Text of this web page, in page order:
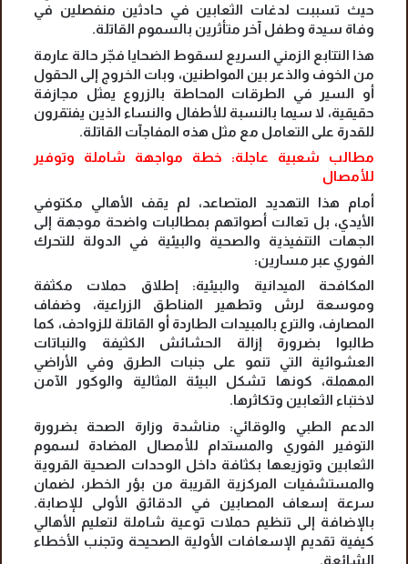
حيث تسببت لدغات الثعابين في حادثين منفصلين في
وفاة سيدة وطفل آخر متأثرين بالسموم القاتلة.
هذا التتابع الزمني السريع لسقوط الضحايا فجّر حالة عارمة
من الخوف والذعر بين المواطنين، وبات الخروج إلى الحقول
أو السير في الطرقات المحاطة بالزروع يمثل مجازفة
حقيقية، لا سيما بالنسبة للأطفال والنساء الذين يفتقرون
للقدرة على التعامل مع مثل هذه المفاجآت القاتلة.
مطالب شعبية عاجلة: خطة مواجهة شاملة وتوفير
للأمصال
أمام هذا التهديد المتصاعد، لم يقف الأهالي مكتوفي
الأيدي، بل تعالت أصواتهم بمطالبات واضحة موجهة إلى
الجهات التنفيذية والصحية والبيئية في الدولة للتحرك
الفوري عبر مسارين:
المكافحة الميدانية والبيئية: إطلاق حملات مكثفة
وموسعة لرش وتطهير المناطق الزراعية، وضفاف
المصارف، والترع بالمبيدات الطاردة أو القاتلة للزواحف، كما
طالبوا بضرورة إزالة الحشائش الكثيفة والنباتات
العشوائية التي تنمو على جنبات الطرق وفي الأراضي
المهملة، كونها تشكل البيئة المثالية والوكور الآمن
لاختباء الثعابين وتكاثرها.
الدعم الطبي والوقائي: مناشدة وزارة الصحة بضرورة
التوفير الفوري والمستدام للأمصال المضادة لسموم
الثعابين وتوزيعها بكثافة داخل الوحدات الصحية القروية
والمستشفيات المركزية القريبة من بؤر الخطر، لضمان
سرعة إسعاف المصابين في الدقائق الأولى للإصابة.
بالإضافة إلى تنظيم حملات توعية شاملة لتعليم الأهالي
كيفية تقديم الإسعافات الأولية الصحيحة وتجنب الأخطاء
الشائعة.